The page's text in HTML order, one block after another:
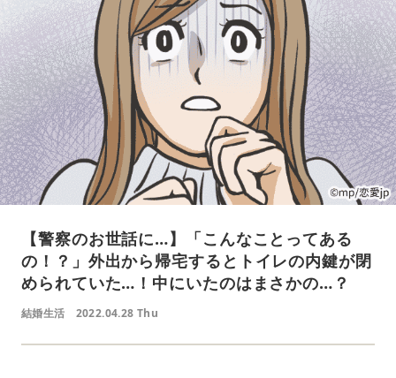
【警察のお世話に…】「こんなことってある
の！？」外出から帰宅するとトイレの内鍵が閉
められていた…！中にいたのはまさかの…？
結婚生活 2022.04.28 Thu